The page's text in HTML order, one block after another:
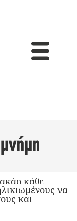
κάθε
να
και